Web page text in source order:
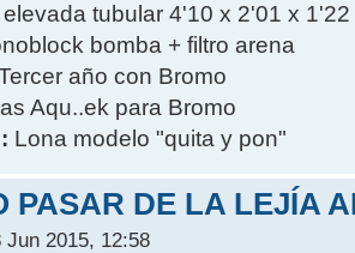
tubular 4'10 x 2'01 x
bomba + filtro arena
año con Bromo
Aqu..ek para Bromo
Lona modelo "quita y pon"
PASAR DE LA LEJÍA
Jun 2015, 12:58